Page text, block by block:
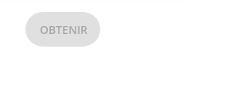
OBTENIR